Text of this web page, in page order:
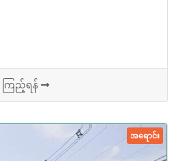
ကြည့်ရန်
အရောင်း